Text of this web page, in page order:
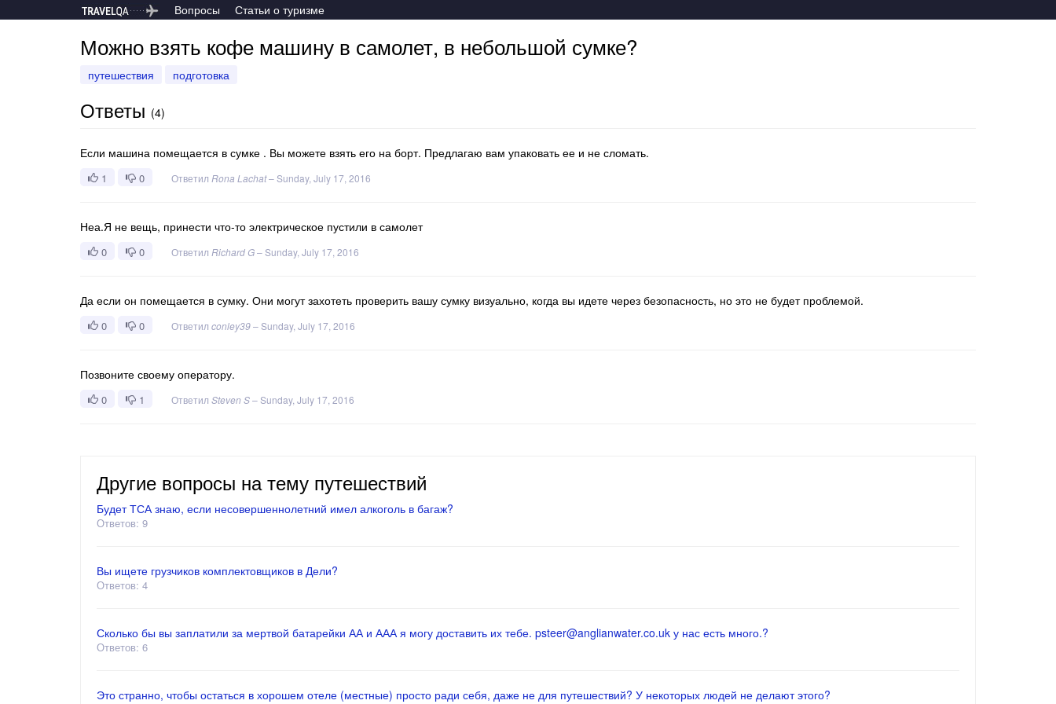
Вопросы Статьи о туризме
Можно взять кофе машину в самолет, в небольшой сумке?
путешествия подготовка
Ответы (4)
Если машина помещается в сумке . Вы можете взять его на борт. Предлагаю вам упаковать ее и не сломать.
1 0 Ответил Rona Lachat–Sunday, July 17, 2016
Неа.Я не вещь, принести что-то электрическое пустили в самолет
0 0 Ответил Richard G–Sunday, July 17, 2016
Да если он помещается в сумку. Они могут захотеть проверить вашу сумку визуально, когда вы идете через безопасность, но это не будет проблемой.
0 0 Ответил conley39–Sunday, July 17, 2016
Позвоните своему оператору.
0 1 Ответил Steven S–Sunday, July 17, 2016
Другие вопросы на тему путешествий
Будет ТСА знаю, если несовершеннолетний имел алкоголь в багаж?
Ответов: 9
Вы ищете грузчиков комплектовщиков в Дели?
Ответов: 4
Сколько бы вы заплатили за мертвой батарейки АА и ААА я могу доставить их тебе. psteer@anglianwater.co.uk у нас есть много.?
Ответов: 6
Это странно, чтобы остаться в хорошем отеле (местные) просто ради себя, даже не для путешествий? У некоторых людей не делают этого?